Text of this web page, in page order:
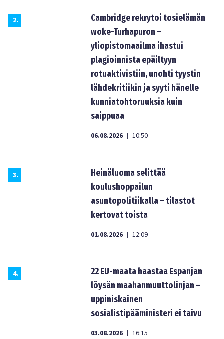
2.
Cambridge rekrytoi tosielämän
woke-Turhapuron –
yliopistomaailma ihastui
plagioinnista epäiltyyn
rotuaktivistiin, unohti tyystin
lähdekritiikin ja syyti hänelle
kunniatohtoruuksia kuin
saippuaa
06.08.2026 | 10:50
3.
Heinäluoma selittää
koulushoppailun
asuntopolitiikalla – tilastot
kertovat toista
01.08.2026 | 12:09
4.
22 EU-maata haastaa Espanjan
löysän maahanmuuttolinjan –
uppiniskainen
sosialistipääministeri ei taivu
03.08.2026 | 16:15